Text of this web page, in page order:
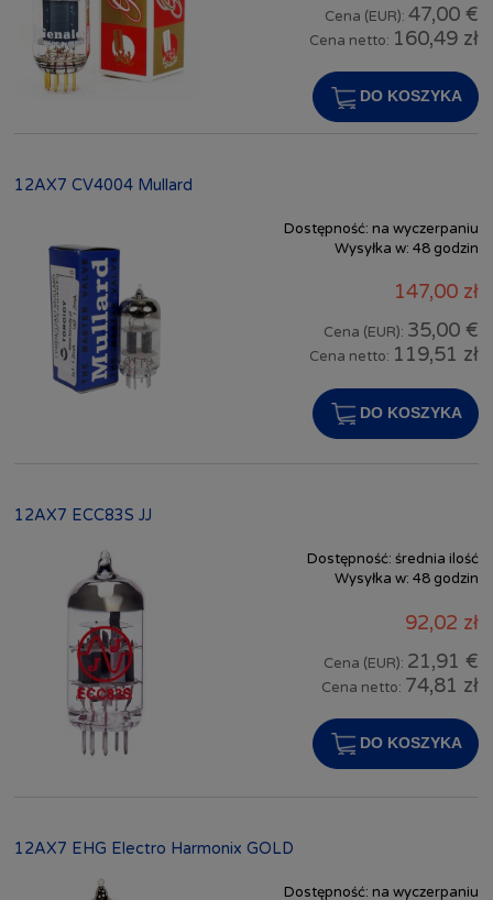
Cena (EUR): 47,00 €
Cena netto: 160,49 zł
DO KOSZYKA
12AX7 CV4004 Mullard
Dostępność: na wyczerpaniu
Wysyłka w: 48 godzin
147,00 zł
Cena (EUR): 35,00 €
Cena netto: 119,51 zł
DO KOSZYKA
12AX7 ECC83S JJ
Dostępność: średnia ilość
Wysyłka w: 48 godzin
92,02 zł
Cena (EUR): 21,91 €
Cena netto: 74,81 zł
DO KOSZYKA
12AX7 EHG Electro Harmonix GOLD
Dostępność: na wyczerpaniu